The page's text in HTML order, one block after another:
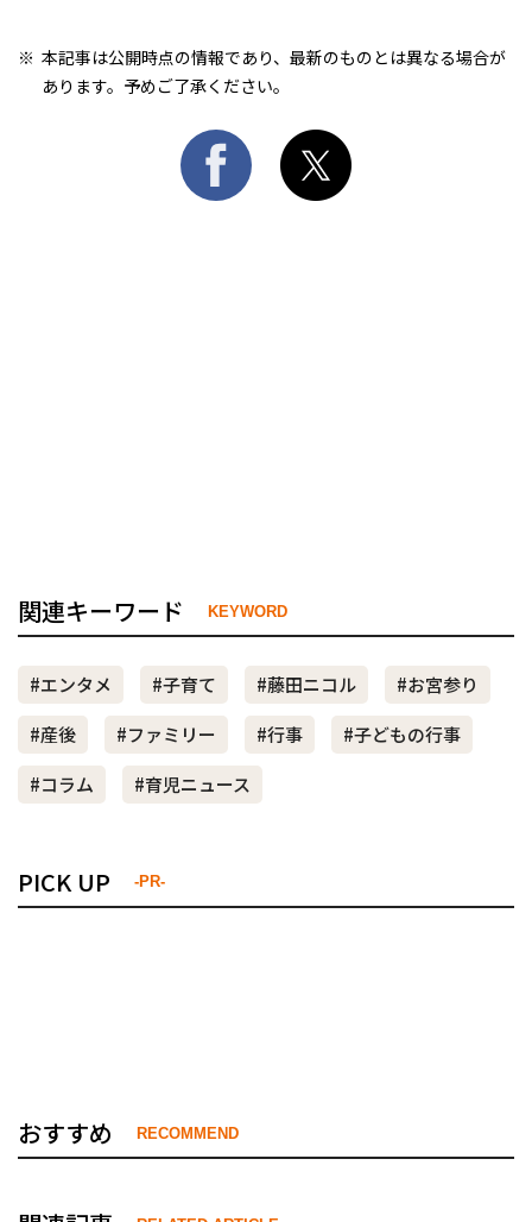
本記事は公開時点の情報であり、最新のものとは異なる場合が
あります。予めご了承ください。
関連キーワード KEYWORD
#エンタメ #子育て #藤田ニコル
#お宮参り
#産後
#ファミリー #行事
#子どもの行事
#コラム
#育児ニュース
PICK UP -PR-
おすすめ RECOMMEND